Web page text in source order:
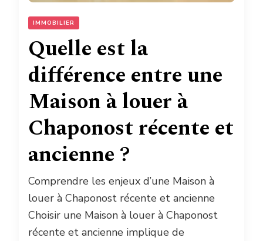
IMMOBILIER
Quelle est la
différence entre une
Maison à louer à
Chaponost récente et
ancienne ?
Comprendre les enjeux d’une Maison à
louer à Chaponost récente et ancienne
Choisir une Maison à louer à Chaponost
récente et ancienne implique de